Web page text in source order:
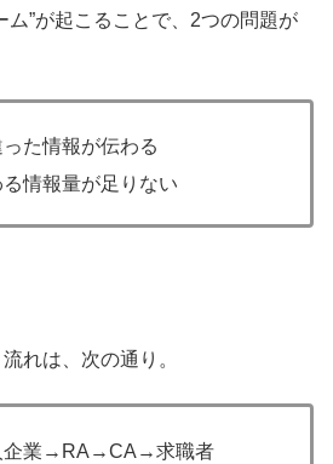
ム”が起こることで、2つの問題が
た情報が伝わる
情報量が足りない
れは、次の通り。
企業→RA→CA→求職者